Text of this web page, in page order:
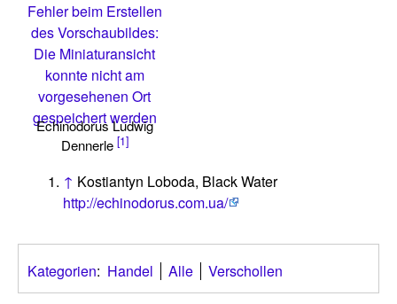
Fehler beim Erstellen
des Vorschaubildes:
Die Miniaturansicht
konnte nicht am
vorgesehenen Ort
gespeichert werden
Echinodorus Ludwig
Dennerle [1]
↑ Kostiantyn Loboda, Black Water
http://echinodorus.com.ua/
Kategorien: Handel Alle Verschollen